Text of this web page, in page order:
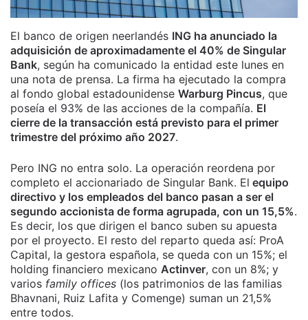
El banco de origen neerlandés ING ha anunciado la
adquisición de aproximadamente el 40% de Singular
Bank, según ha comunicado la entidad este lunes en
una nota de prensa. La firma ha ejecutado la compra
al fondo global estadounidense Warburg Pincus, que
poseía el 93% de las acciones de la compañía. El
cierre de la transacción está previsto para el primer
trimestre del próximo año 2027.
Pero ING no entra solo. La operación reordena por
completo el accionariado de Singular Bank. El equipo
directivo y los empleados del banco pasan a ser el
segundo accionista de forma agrupada, con un 15,5%.
Es decir, los que dirigen el banco suben su apuesta
por el proyecto. El resto del reparto queda así: ProA
Capital, la gestora española, se queda con un 15%; el
holding financiero mexicano Actinver, con un 8%; y
varios family offices (los patrimonios de las familias
Bhavnani, Ruiz Lafita y Comenge) suman un 21,5%
entre todos.